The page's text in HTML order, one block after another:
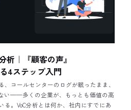
析｜『顧客の声』
4ステップ入門
コールセンターのログが眠ったまま、
い——多くの企業が、もっとも価値の高
る。VoC分析とは何か、社内にすでにあ